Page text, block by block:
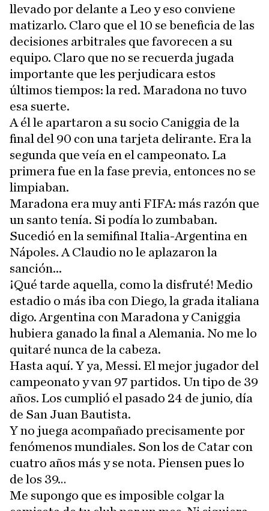
llevado por delante a Leo y eso conviene
matizarlo. Claro que el 10 se beneficia de las
decisiones arbitrales que favorecen a su
equipo. Claro que no se recuerda jugada
importante que les perjudicara estos
últimos tiempos: la red. Maradona no tuvo
esa suerte.
A él le apartaron a su socio Caniggia de la
final del 90 con una tarjeta delirante. Era la
segunda que veía en el campeonato. La
primera fue en la fase previa, entonces no se
limpiaban.
Maradona era muy anti FIFA: más razón que
un santo tenía. Si podía lo zumbaban.
Sucedió en la semifinal Italia-Argentina en
Nápoles. A Claudio no le aplazaron la
sanción...
¡Qué tarde aquella, como la disfruté! Medio
estadio o más iba con Diego, la grada italiana
digo. Argentina con Maradona y Caniggia
hubiera ganado la final a Alemania. No me lo
quitaré nunca de la cabeza.
Hasta aquí. Y ya, Messi. El mejor jugador del
campeonato y van 97 partidos. Un tipo de 39
años. Los cumplió el pasado 24 de junio, día
de San Juan Bautista.
Y no juega acompañado precisamente por
fenómenos mundiales. Son los de Catar con
cuatro años más y se nota. Piensen pues lo
de los 39…
Me supongo que es imposible colgar la